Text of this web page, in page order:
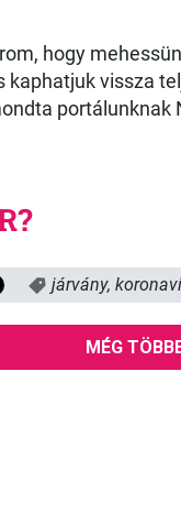
hogy
kaphatjuk vissza
portálunknak
járvány,
MÉG